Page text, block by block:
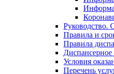
Руководство.
Правила и
Правила
Условия
Перечень